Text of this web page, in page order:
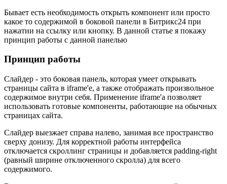
Бывает есть необходимость открыть компонент или просто
какое то содержимой в боковой панели в Битрикс24 при
нажатии на ссылку или кнопку. В данной статье я покажу
принцип работы с данной панелью
Принцип работы
Слайдер - это боковая панель, которая умеет открывать
страницы сайта в iframe'е, а также отображать произвольное
содержимое внутри себя. Применение iframe'а позволяет
использовать готовые компоненты, работающие на обычных
страницах сайта.
Слайдер выезжает справа налево, занимая все пространство
сверху донизу. Для корректной работы интерфейса
отключается скроллинг страницы и добавляется padding-right
(равный ширине отключенного скролла) для всего
содержимого.